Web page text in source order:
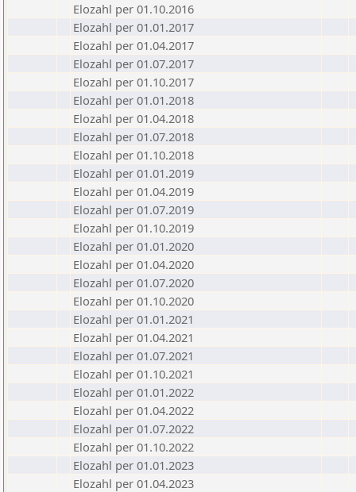
Elozahl per 01.10.2016
Elozahl per 01.01.2017
Elozahl per 01.04.2017
Elozahl per 01.07.2017
Elozahl per 01.10.2017
Elozahl per 01.01.2018
Elozahl per 01.04.2018
Elozahl per 01.07.2018
Elozahl per 01.10.2018
Elozahl per 01.01.2019
Elozahl per 01.04.2019
Elozahl per 01.07.2019
Elozahl per 01.10.2019
Elozahl per 01.01.2020
Elozahl per 01.04.2020
Elozahl per 01.07.2020
Elozahl per 01.10.2020
Elozahl per 01.01.2021
Elozahl per 01.04.2021
Elozahl per 01.07.2021
Elozahl per 01.10.2021
Elozahl per 01.01.2022
Elozahl per 01.04.2022
Elozahl per 01.07.2022
Elozahl per 01.10.2022
Elozahl per 01.01.2023
Elozahl per 01.04.2023